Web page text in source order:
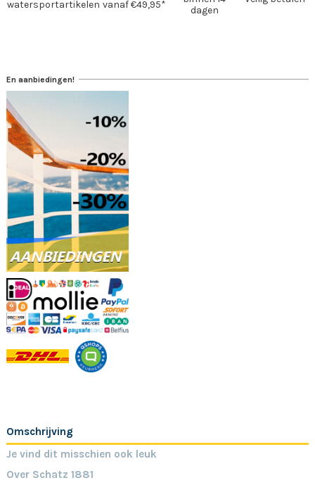
watersportartikelen vanaf €49,95*
dagen
En aanbiedingen!
Omschrijving
Je vind dit misschien ook leuk
Over Schatz 1881